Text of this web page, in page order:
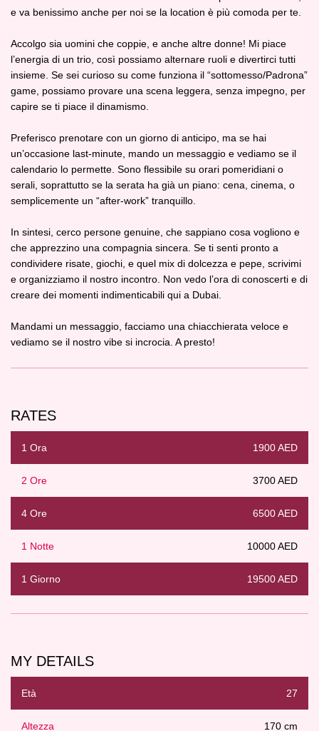
e va benissimo anche per noi se la location è più comoda per te.
Accolgo sia uomini che coppie, e anche altre donne! Mi piace
l’energia di un trio, così possiamo alternare ruoli e divertirci tutti
insieme. Se sei curioso su come funziona il “sottomesso/Padrona”
game, possiamo provare una scena leggera, senza impegno, per
capire se ti piace il dinamismo.
Preferisco prenotare con un giorno di anticipo, ma se hai
un’occasione last‑minute, mando un messaggio e vediamo se il
calendario lo permette. Sono flessibile su orari pomeridiani o
serali, soprattutto se la serata ha già un piano: cena, cinema, o
semplicemente un “after‑work” tranquillo.
In sintesi, cerco persone genuine, che sappiano cosa vogliono e
che apprezzino una compagnia sincera. Se ti senti pronto a
condividere risate, giochi, e quel mix di dolcezza e pepe, scrivimi
e organizziamo il nostro incontro. Non vedo l’ora di conoscerti e di
creare dei momenti indimenticabili qui a Dubai.
Mandami un messaggio, facciamo una chiacchierata veloce e
vediamo se il nostro vibe si incrocia. A presto!
RATES
1 Ora 1900 AED
2 Ore 3700 AED
4 Ore 6500 AED
1 Notte 10000 AED
1 Giorno 19500 AED
MY DETAILS
Età 27
Altezza 170 cm